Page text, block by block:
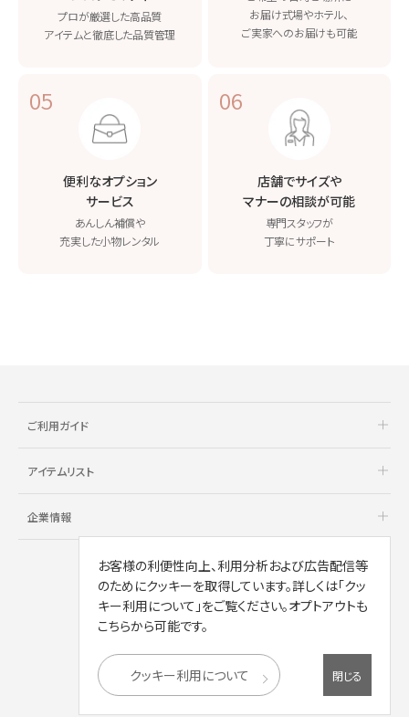
プロが厳選した高品質
アイテムと徹底した品質管理
お届け式場やホテル、
ご実家へのお届けも可能
05
便利なオプション
サービス
あんしん補償や
充実した小物レンタル
06
店舗でサイズや
マナーの相談が可能
専門スタッフが
丁寧にサポート
ご利用ガイド
アイテムリスト
企業情報
Copyright © AOYAMA TRADING Co.,Ltd.
お客様の利便性向上、利用分析および広告配信等
のためにクッキーを取得しています。詳しくは「クッ
キー利用について」をご覧ください。オプトアウトも
こちらから可能です。
クッキー利用について 閉じる